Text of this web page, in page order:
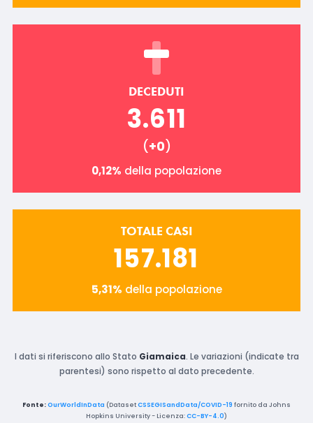
DECEDUTI
3.611
(+0)
0,12% della popolazione
TOTALE CASI
157.181
5,31% della popolazione
I dati si riferiscono allo Stato Giamaica. Le variazioni (indicate tra
parentesi) sono rispetto al dato precedente.
Fonte:OurWorldInData (DatasetCSSEGISandData/COVID-19 fornito da Johns
Hopkins University - Licenza:CC-BY-4.0)